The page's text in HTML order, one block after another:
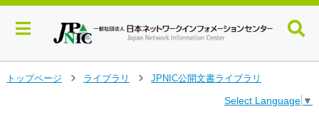
トップページ
ライブラリ
JPNIC公開文書ライブラリ
Select Language ▼